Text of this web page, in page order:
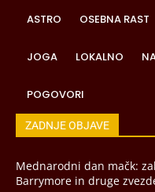
ASTRO OSEBNA RAST
JOGA LOKALNO
POGOVORI
ZADNJE OBJAVE
Mednarodni dan mačk:
Barrymore in druge